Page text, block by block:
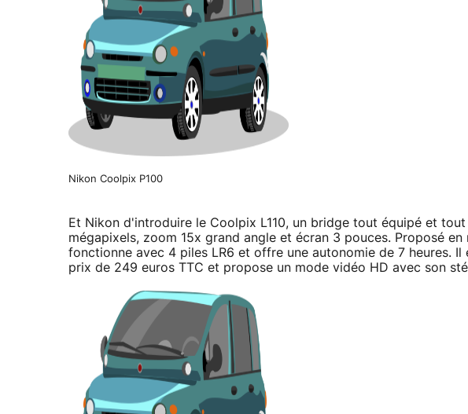
Nikon Coolpix P100
Et Nikon d'introduire le Coolpix L110, un bridge tout équipé et tout
mégapixels, zoom 15x grand angle et écran 3 pouces. Proposé
fonctionne avec 4 piles LR6 et offre une autonomie de 7 heures.
prix de 249 euros TTC et propose un mode vidéo HD avec son